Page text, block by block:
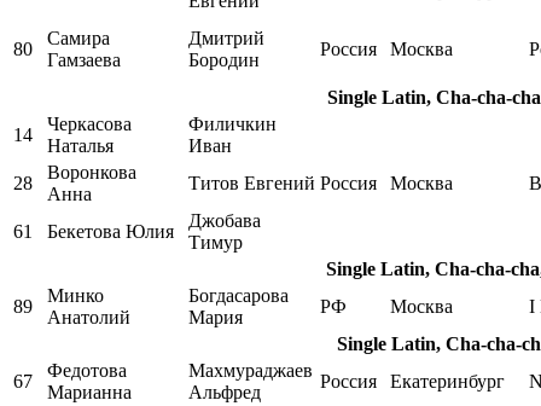
80
Самира
Гамзаева
Дмитрий
Бородин
Россия Москва
Single Latin, Cha-cha-
14
Черкасова
Наталья
Филичкин
Иван
28
Воронкова
Анна
Титов Евгений Россия Москва
61 Бекетова Юлия
Джобава
Тимур
Single Latin, Cha-cha-
89
Минко
Анатолий
Богдасарова
Мария
РФ Москва
I
Single Latin, Cha-cha-
67
Федотова
Марианна
Махмураджаев
Альфред
Россия Екатеринбург